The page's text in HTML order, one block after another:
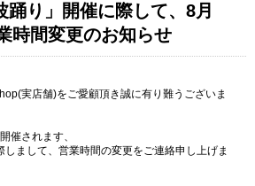
踊り」開催に際して、8月
時間変更のお知らせ
実店舗)をご愛顧頂き誠に有り難うございま
催されます、
しまして、営業時間の変更をご連絡申し上げま